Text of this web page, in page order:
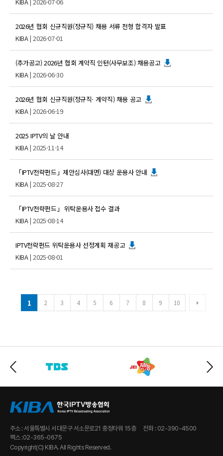
2026년 협회 신규직원(정규직) 채용 서류 전형 합격자 발표
KIBA| 2026-07-01
(추가공고) 2026년 협회 계약직 인턴(사무보조) 채용공고
KIBA| 2026-06-30
2026년 협회 신규직원(정규직· 계약직) 채용 공고
KIBA| 2026-06-19
2025 IPTV의 날 안내
KIBA| 2025-11-14
「IPTV전략펀드」제안심사(대면) 대상 운용사 안내
KIBA| 2025-08-27
「IPTV전략펀드」 위탁운용사 접수 결과
KIBA| 2025-08-14
IPTV전략펀드 위탁운용사 선정계획 재공고
KIBA| 2025-08-01
1 2 3 4 5 6 7 8 9 10
주소 : 서울특별시 서대문구 서소문로21 충정타워 15층
전화 : 02-390-4500
팩스 :02-365-0675
Copyright(C) KIBA. All Rights Reserved.